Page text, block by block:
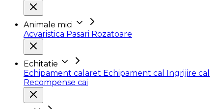
Animale mici
Acvaristica Pasari Rozatoare
Echitatie
Echipament calaret Echipament cal Ingrijire cal
Recompense cai